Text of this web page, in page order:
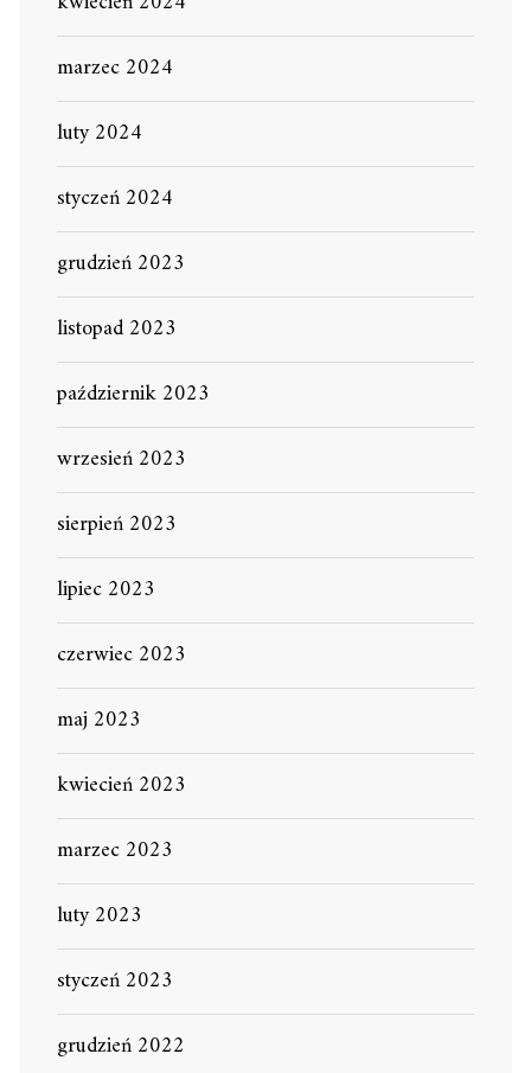
marzec 2024
luty 2024
styczeń 2024
grudzień 2023
listopad 2023
październik 2023
wrzesień 2023
sierpień 2023
lipiec 2023
czerwiec 2023
maj 2023
kwiecień 2023
marzec 2023
luty 2023
styczeń 2023
grudzień 2022